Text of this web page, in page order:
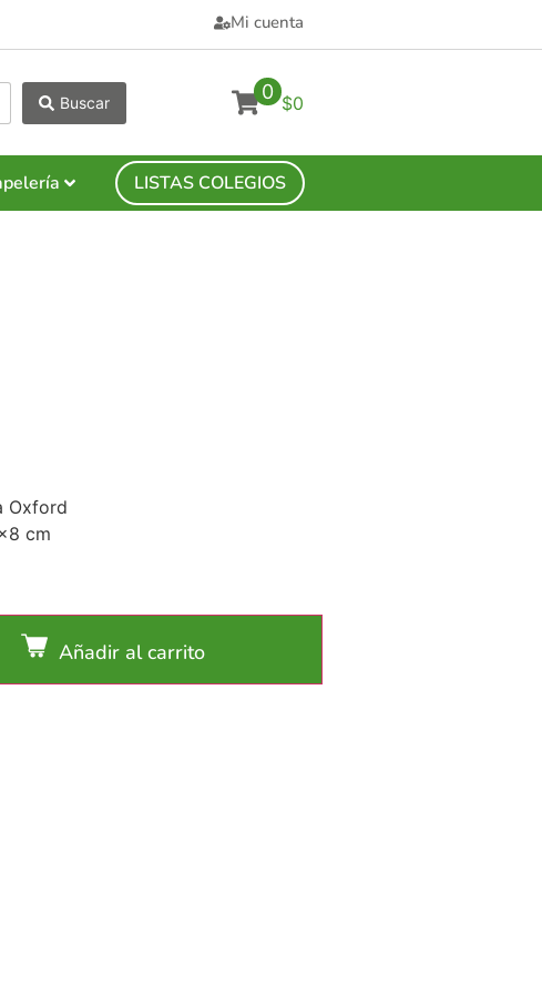
Mi cuenta
Buscar 0 $0
LISTAS COLEGIOS
Oxford
cm
Añadir al carrito